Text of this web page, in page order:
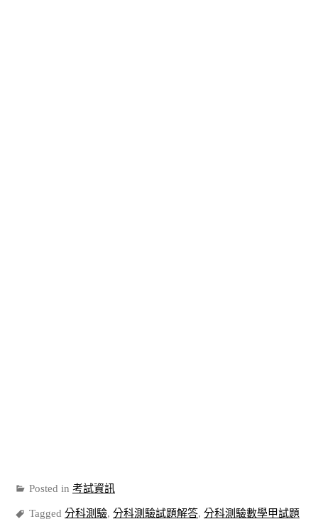
Posted in 考試資訊
Tagged 分科測驗, 分科測驗試題解答, 分科測驗數學甲試題